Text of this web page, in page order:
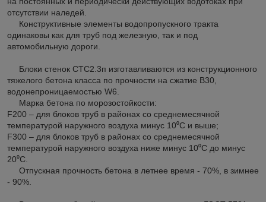
отсутствии наледей.
Конструктивные элементы водопропускного тракта
одинаковы как для труб под железную, так и под
автомобильную дороги.
Блоки стенок СТС2.3п изготавливаются из конструкционного
тяжелого бетона класса по прочности на сжатие В30,
водонепроницаемостью W6.
Марка бетона по морозостойкости:
F200 – для блоков труб в районах со среднемесячной
температурой наружного воздуха минус 10⁰С и выше;
F300 – для блоков труб в районах со среднемесячной
температурой наружного воздуха ниже минус 10⁰С до минус
20⁰С.
Отпускная прочность бетона в летнее время - 70%, в зимнее
- 90%.